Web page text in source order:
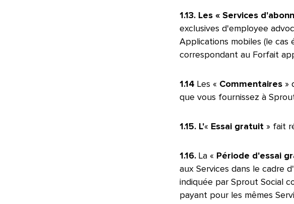
1.13. Les « Services
exclusives d'employee
Applications mobiles (le
correspondant au Forfait
1.14 Les « Commentaires»
que vous fournissez à
1.15. L'« Essai gratuit» fait
1.16. La « Période d'essai
aux Services dans le cadre
indiquée par Sprout Social
payant pour les mêmes